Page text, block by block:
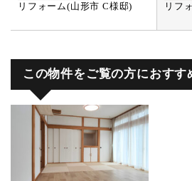
リフォーム(山形市 C様邸) リフ
この物件をご覧の方におすす